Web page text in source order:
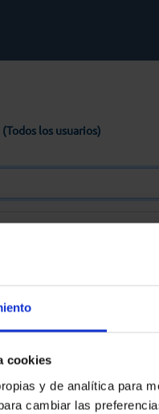
cookies
y de analítica para
cambiar las
(Todos los usuarios)
Contraseña